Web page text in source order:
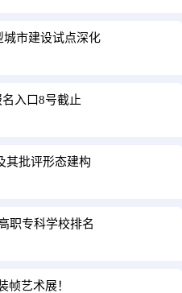
市建设试点深化
入口8号截止
其批评形态建构
职专科学校排名
帧艺术展！